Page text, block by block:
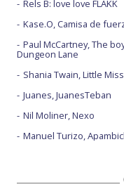
Rels B: love love FLAKK
Kase.O, Camisa de
Paul McCartney, The
Dungeon Lane
Shania Twain, Little
Juanes, JuanesTeban
Nil Moliner, Nexo
Manuel Turizo,